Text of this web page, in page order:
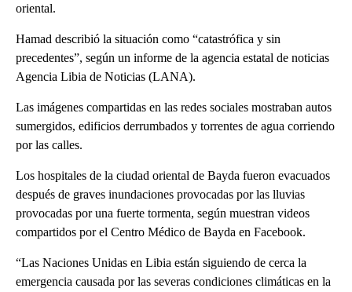
oriental.
Hamad describió la situación como “catastrófica y sin
precedentes”, según un informe de la agencia estatal de noticias
Agencia Libia de Noticias (LANA).
Las imágenes compartidas en las redes sociales mostraban autos
sumergidos, edificios derrumbados y torrentes de agua corriendo
por las calles.
Los hospitales de la ciudad oriental de Bayda fueron evacuados
después de graves inundaciones provocadas por las lluvias
provocadas por una fuerte tormenta, según muestran videos
compartidos por el Centro Médico de Bayda en Facebook.
“Las Naciones Unidas en Libia están siguiendo de cerca la
emergencia causada por las severas condiciones climáticas en la